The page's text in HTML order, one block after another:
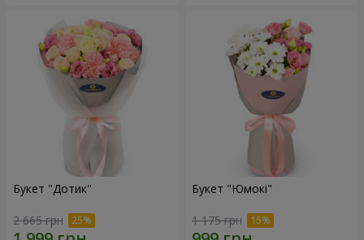
Букет "Дотик"
2 665 грн
Букет "Юмокі"
1 175 грн